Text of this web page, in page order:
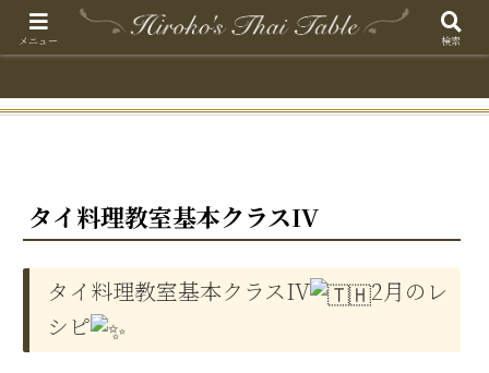
タイ料理教室基本クラスIV
タイ料理教室基本クラスIV
⁡⁡2月のレ
シピ
メニュー 検索